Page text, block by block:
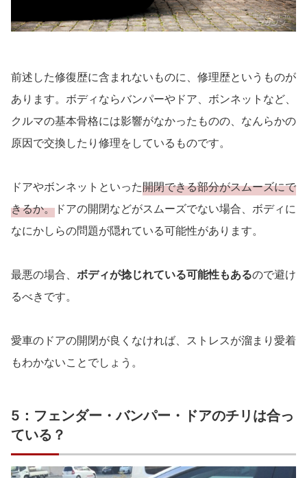
前述した修復歴に含まれないものに、修理歴というものが
あります。ボディならバンパーやドア、ボンネットなど、
クルマの基本骨格には影響がなかったものの、なんらかの
原因で交換したり修理をしているものです。
ドアやボンネットといった開閉できる部分がスムーズにで
きるか。 ドアの開閉などがスムーズでない場合、ボディに
なにかしらの問題が隠れている可能性があります。
最悪の場合、 ボディが捻じれている可能性もあるので避け
るべきです。
愛車のドアの開閉が良くなければ、ストレスが溜まり愛着
もわかないことでしょう。
5：フェンダー・バンパー・ドアのチリは合っ
ている？